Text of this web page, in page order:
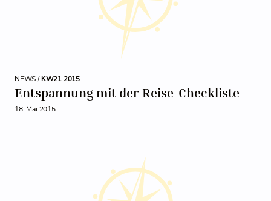
NEWS /KW21 2015
Entspannung mit der Reise-Checkliste
18. Mai 2015